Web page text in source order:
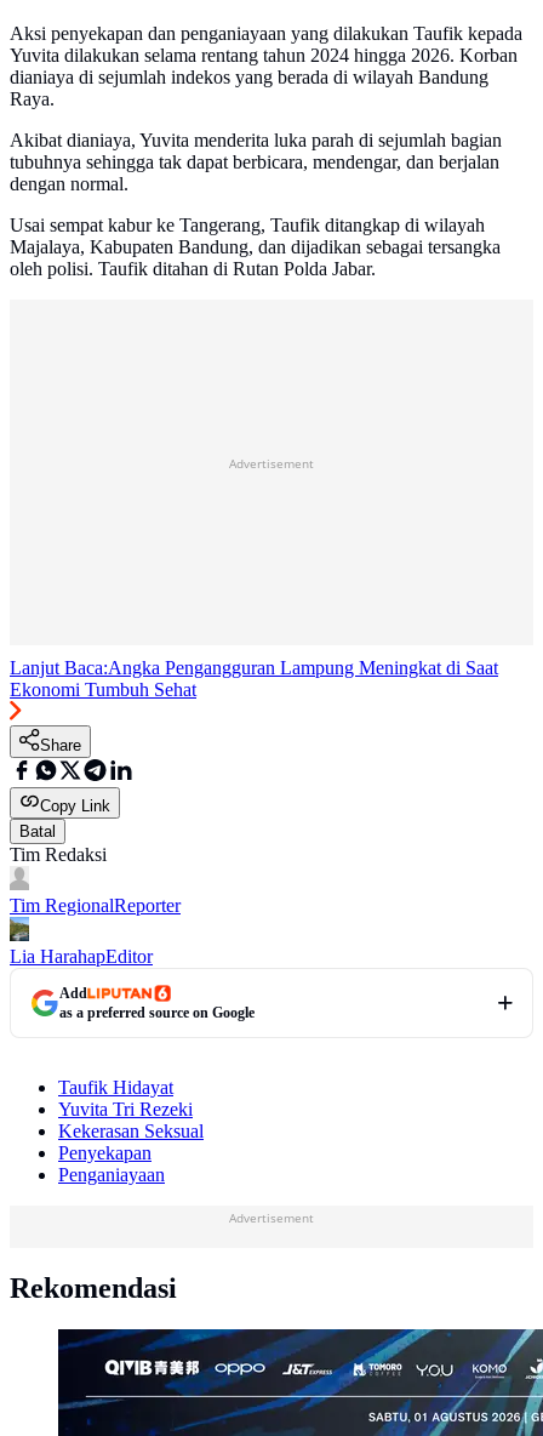
Aksi penyekapan dan penganiayaan yang dilakukan Taufik kepada
Yuvita dilakukan selama rentang tahun 2024 hingga 2026. Korban
dianiaya di sejumlah indekos yang berada di wilayah Bandung
Raya.
Akibat dianiaya, Yuvita menderita luka parah di sejumlah bagian
tubuhnya sehingga tak dapat berbicara, mendengar, dan berjalan
dengan normal.
Usai sempat kabur ke Tangerang, Taufik ditangkap di wilayah
Majalaya, Kabupaten Bandung, dan dijadikan sebagai tersangka
oleh polisi. Taufik ditahan di Rutan Polda Jabar.
Advertisement
Lanjut Baca:Angka Pengangguran Lampung Meningkat di Saat
Ekonomi Tumbuh Sehat
Share
Copy Link
Batal
Tim Redaksi
Tim RegionalReporter
Lia HarahapEditor
Add
as a preferred source on Google
Taufik Hidayat
Yuvita Tri Rezeki
Kekerasan Seksual
Penyekapan
Penganiayaan
Advertisement
Rekomendasi